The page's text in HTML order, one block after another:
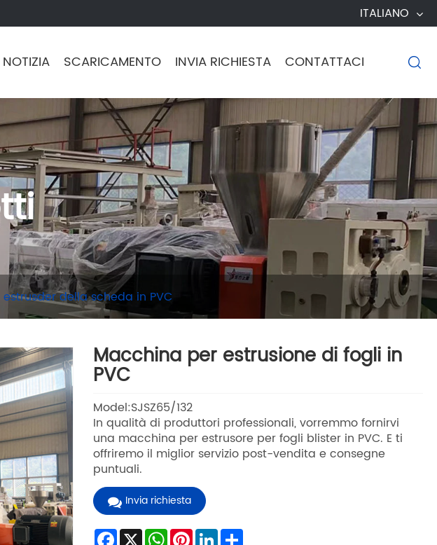
ITALIANO
NOTIZIA SCARICAMENTO INVIA RICHIESTA CONTATTACI 
della scheda in PVC
Macchina per estrusione di fogli in
PVC
Model:SJSZ65/132
In qualità di produttori professionali, vorremmo fornirvi
una macchina per estrusore per fogli blister in PVC. E ti
offriremo il miglior servizio post-vendita e consegne
puntuali.
Invia richiesta
Facebook
X WhatsApp
Pinterest
LinkedInShare